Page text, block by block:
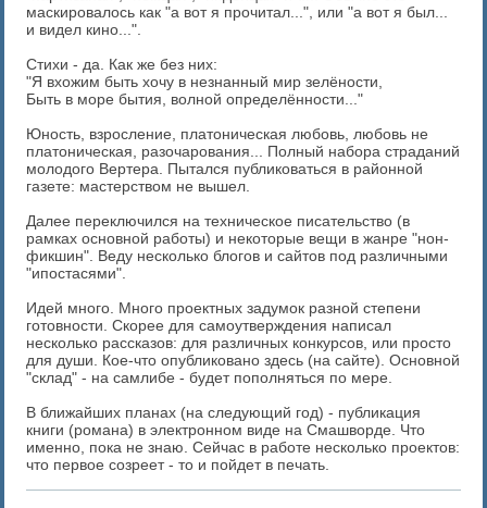
маскировалось как "а вот я прочитал...", или "а вот я был...
и видел кино...".
Стихи - да. Как же без них:
"Я вхожим быть хочу в незнанный мир зелёности,
Быть в море бытия, волной определённости..."
Юность, взросление, платоническая любовь, любовь не
платоническая, разочарования... Полный набора страданий
молодого Вертера. Пытался публиковаться в районной
газете: мастерством не вышел.
Далее переключился на техническое писательство (в
рамках основной работы) и некоторые вещи в жанре "нон-
фикшин". Веду несколько блогов и сайтов под различными
"ипостасями".
Идей много. Много проектных задумок разной степени
готовности. Скорее для самоутверждения написал
несколько рассказов: для различных конкурсов, или просто
для души. Кое-что опубликовано здесь (на сайте). Основной
"склад" - на самлибе - будет пополняться по мере.
В ближайших планах (на следующий год) - публикация
книги (романа) в электронном виде на Смашворде. Что
именно, пока не знаю. Сейчас в работе несколько проектов:
что первое созреет - то и пойдет в печать.